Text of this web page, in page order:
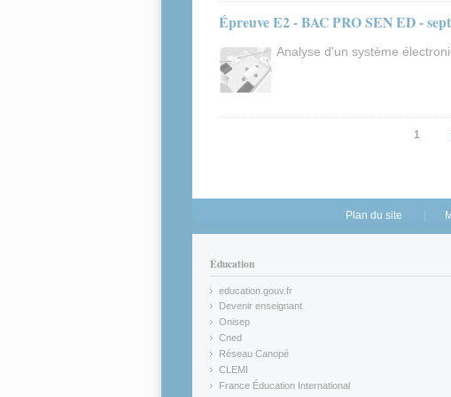
Épreuve E2 - BAC PRO SEN ED -
Analyse d'un système
1
Plan du site
Éducation
education.gouv.fr
(link is external)
Devenir enseignant
(link is external)
Onisep
(link is external)
Cned
(link is external)
Réseau Canopé
(link is external)
CLEMI
(link is external)
France Éducation International